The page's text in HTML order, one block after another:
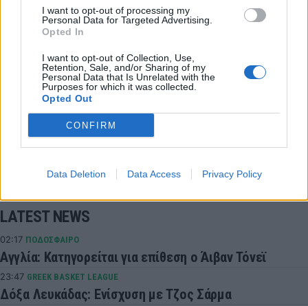
I want to opt-out of processing my
Personal Data for Targeted Advertising.
Opted In
I want to opt-out of Collection, Use,
Retention, Sale, and/or Sharing of my
Personal Data that Is Unrelated with the
Purposes for which it was collected.
Opted Out
CONFIRM
Data Deletion Data Access Privacy Policy
Λούκα Ντόντσιτς
COMMENTS
Συνδεθείτε για να σχολιάσετε
LATEST NEWS
02:17 ΠΟΔΟΣΦΑΙΡΟ
Αγγλία: Κατηγορείται για επίθεση ο Άιβαν Τόνεϊ
23:47 GREEK BASKET LEAGUE
Δόξα Λευκάδας: Ενίσχυση με Τζος Σάρμα